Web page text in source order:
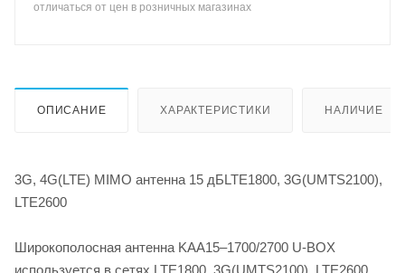
отличаться от цен в розничных магазинах
ОПИСАНИЕ ХАРАКТЕРИСТИКИ НАЛИЧИЕ
3G, 4G(LTE) MIMO антенна 15 дБLTE1800, 3G(UMTS2100),
LTE2600
Широкополосная антенна KAA15–1700/2700 U-BOX
используется в сетях LTE1800, 3G(UMTS2100), LTE2600.